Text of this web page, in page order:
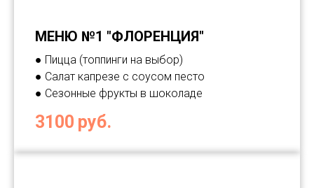
МЕНЮ №1 "ФЛОРЕНЦИЯ"
● Пицца (топпинги на выбор)
● Салат капрезе с соусом песто
● Сезонные фрукты в шоколаде
3100 руб.